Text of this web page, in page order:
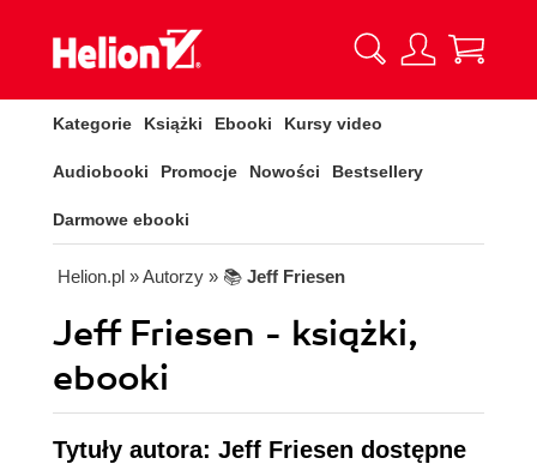
Kategorie Książki Ebooki Kursy video
Audiobooki Promocje Nowości Bestsellery
Darmowe ebooki
Helion.pl » Autorzy » 📚 Jeff Friesen
Jeff Friesen - książki,
ebooki
Tytuły autora: Jeff Friesen dostępne